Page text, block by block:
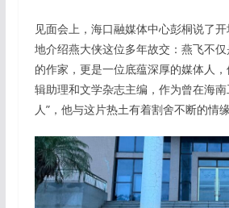
见面会上，海口融媒体中心彭桐说了
地介绍燕大侠这位多年故交：燕飞不
的作家，更是一位底蕴深厚的媒体人
辑助理和文学杂志主编，作为曾在海
人”，他与这片热土有着割舍不断的情缘